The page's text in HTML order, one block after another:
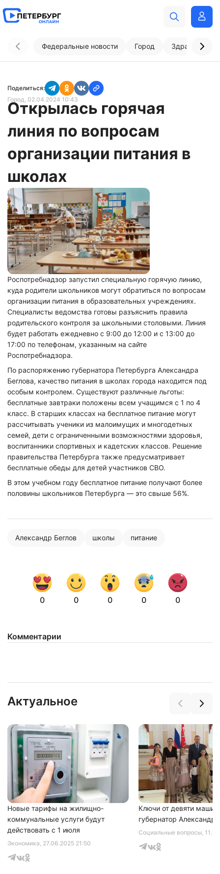
Федеральные новости Город
Поделиться:
Город, 02.04.2024 10:43
Открылась горячая
линия по вопросам
организации питания в
школах
Роспотребнадзор запустил специальную горячую линию,
куда родители школьников могут обратиться по вопросам
организации питания в образовательных учреждениях.
Специалисты ведомства готовы разъяснить правила
родительского контроля за школьными столовыми. Линия
будет работать ежедневно с 9:00 до 12:00 и с 13:00 до
17:00 по телефонам, указанным на сайте
Роспотребнадзора.
По распоряжению губернатора Петербурга Александра
Беглова, качество питания в школах города находится под
особым контролем. Существуют различные льготы:
бесплатные завтраки положены всем учащимся с 1 по 4
класс. В старших классах на бесплатное питание могут
рассчитывать ученики из малоимущих и многодетных
семей, дети с ограниченными возможностями здоровья,
воспитанники спортивных и кадетских классов. Решение
правительства Петербурга также предусматривает
бесплатные обеды для детей участников СВО.
В этом учебном году бесплатное питание получают более
половины школьников Петербурга — это свыше 56%.
Александр Беглов школы питание
0 0 0 0 0
Комментарии
Актуальное
Экономика, 27.06.2025 21:50
Новые тарифы на жилищно-
коммунальные услуги будут
действовать с 1 июля
Социальные вопросы,
Ключи от девяти машин
губернатор Александр